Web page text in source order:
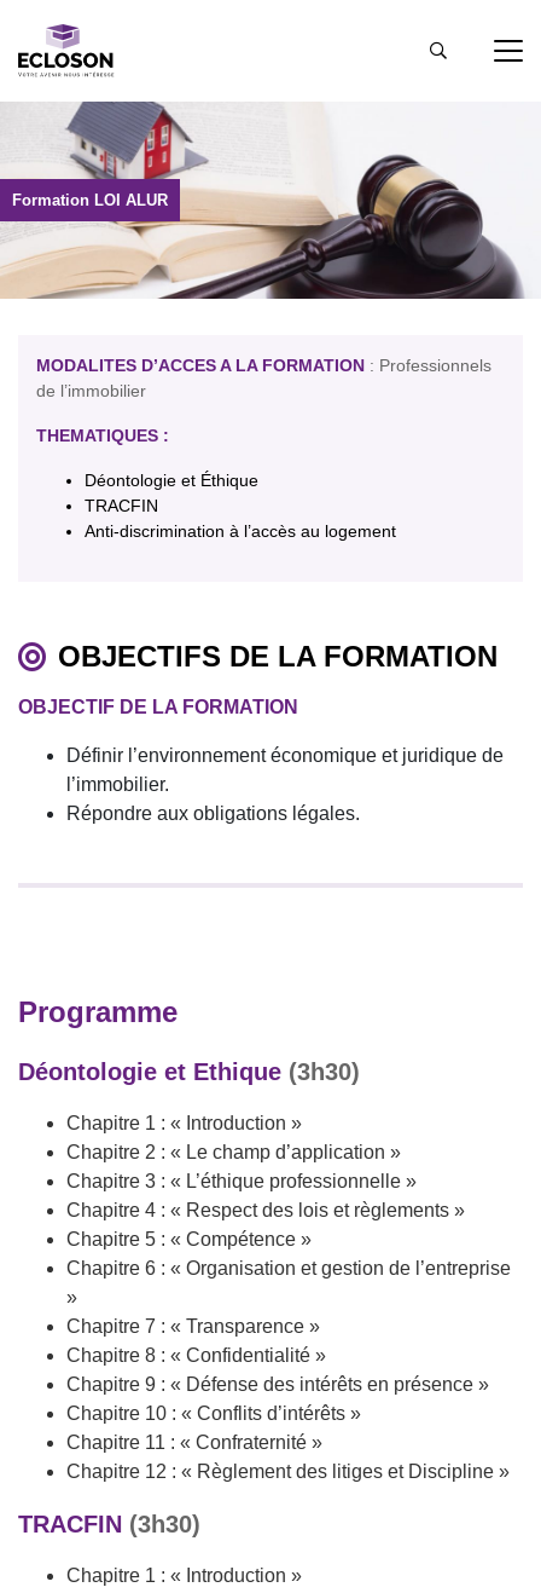
Formation LOI ALUR
MODALITES D’ACCES A LA FORMATION : Professionnels
de l’immobilier
THEMATIQUES :
Déontologie et Éthique
TRACFIN
Anti-discrimination à l’accès au logement
OBJECTIFS DE LA FORMATION
OBJECTIF DE LA FORMATION
Définir l’environnement économique et juridique de
l’immobilier.
Répondre aux obligations légales.
Programme
Déontologie et Ethique (3h30)
Chapitre 1 : « Introduction »
Chapitre 2 : « Le champ d’application »
Chapitre 3 : « L’éthique professionnelle »
Chapitre 4 : « Respect des lois et règlements »
Chapitre 5 : « Compétence »
Chapitre 6 : « Organisation et gestion de l’entreprise
»
Chapitre 7 : « Transparence »
Chapitre 8 : « Confidentialité »
Chapitre 9 : « Défense des intérêts en présence »
Chapitre 10 : « Conflits d’intérêts »
Chapitre 11 : « Confraternité »
Chapitre 12 : « Règlement des litiges et Discipline »
TRACFIN (3h30)
Chapitre 1 : « Introduction »